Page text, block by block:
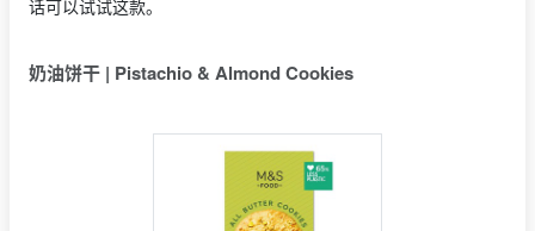
话可以试试这款。
奶油饼干 | Pistachio & Almond Cookies